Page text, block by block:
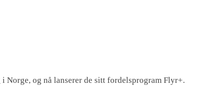
Norge, og nå lanserer de sitt fordelsprogram Flyr+.